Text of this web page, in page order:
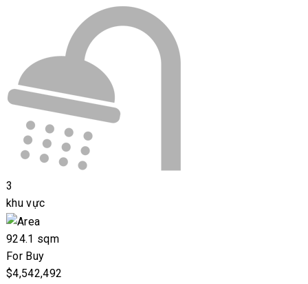
3
khu vực
924.1 sqm
For Buy
$4,542,492